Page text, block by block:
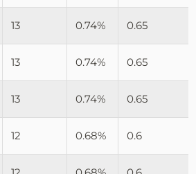
13 0.74% 0.65
13 0.74% 0.65
13 0.74% 0.65
12 0.68% 0.6